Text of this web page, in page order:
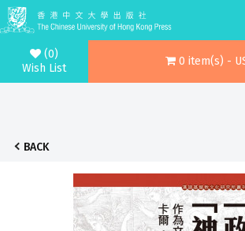
(0)
Wish List
0 item(s) -
BACK